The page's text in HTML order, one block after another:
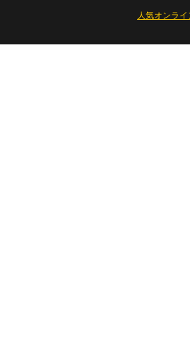
人気オンラ